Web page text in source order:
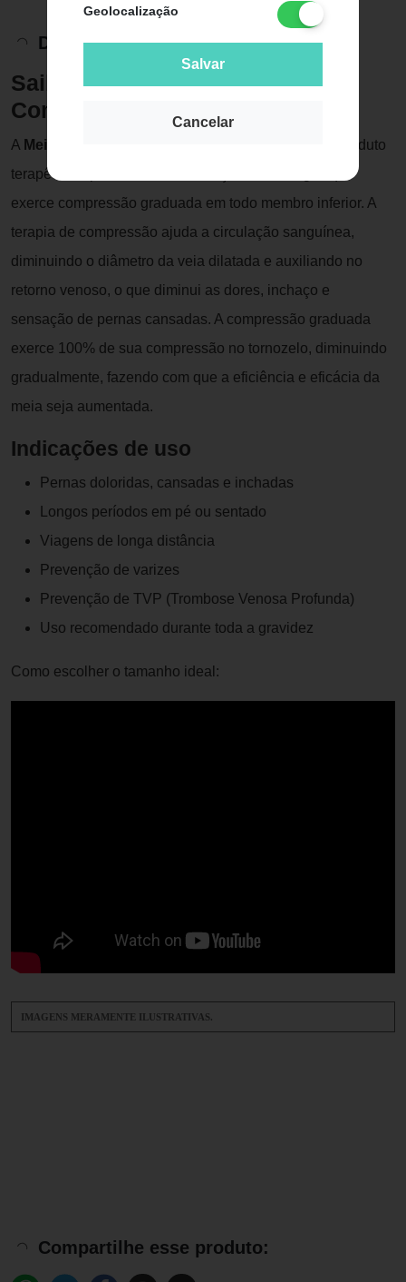
Geolocalização
Salvar
Cancelar
Descrição do Produto
Saiba mais sobre a Meia de
Compressão Attiva
A Meia Calça Attiva de Média Compressão
é um produto
terapêutico, produzido com avançada tecnologia, que
exerce compressão graduada em todo membro inferior. A
terapia de compressão ajuda a circulação sanguínea,
diminuindo o diâmetro da veia dilatada e auxiliando no
retorno venoso, o que diminui as dores, inchaço e
sensação de pernas cansadas. A compressão graduada
exerce 100% de sua compressão no tornozelo, diminuindo
gradualmente, fazendo com que a eficiência e eficácia da
meia seja aumentada.
Indicações de uso
Pernas doloridas, cansadas e inchadas
Longos períodos em pé ou sentado
Viagens de longa distância
Prevenção de varizes
Prevenção de TVP (Trombose Venosa Profunda)
Uso recomendado durante toda a gravidez
Como escolher o tamanho ideal:
IMAGENS MERAMENTE ILUSTRATIVAS.
Compartilhe esse produto: